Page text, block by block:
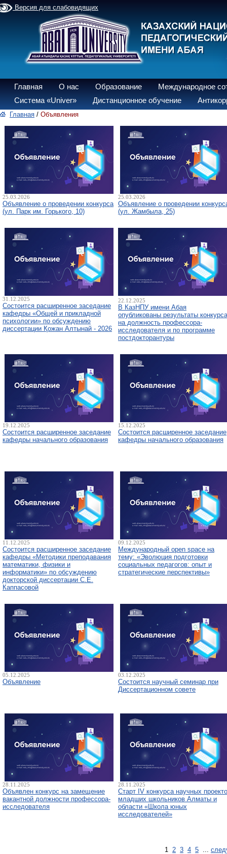
Версия для слабовидящих
Главная О нас Образование
Международное
Система «Univer»
Дистанционное обучение
Главная / Объявления
25.03.2026
Объявление о проведении конкурса
(ул. Парк им. Горького, 10)
25.03.2026
Объявление о проведении
(ул. Жамбыла, 25)
31.12.2025
Состоится расширенное заседание
кафедры «Общей и прикладной
психологии» по обсуждению
диссертации Қожан Алтынай - 2026
22.12.2025
В КазНПУ имени Абая
опубликованы результаты конкурса
на должность профессора-
исследователя и по программе
постдокторантуры
19.12.2025
Состоится расширенное заседание
кафедры начального образования
15.12.2025
Состоится расширенное заседание
кафедры начального образования
11.12.2025
Состоится расширенное заседание
кафедры «Методики преподавания
математики, физики и
информатики» по обсуждению
докторской диссертации С.Е.
Каппасовой
09.12.2025
Международный open space на
тему: «Эволюция подготовки
социальных педагогов: опыт и
стратегические перспективы»
05.12.2025
Объявление
03.12.2025
Состоится научный семинар при
Диссертационном совете
28.11.2025
Объявлен конкурс на замещение
вакантной должности профессора-
исследователя
28.11.2025
Старт IV конкурса научных
младших школьников Алматы и
области «Школа юных
исследователей»
1 2 3 4 5 ...